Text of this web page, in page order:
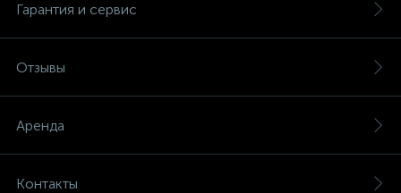
Гарантия и сервис
Отзывы
Аренда
Контакты